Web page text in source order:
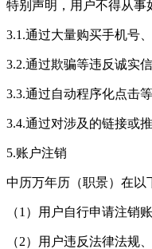
特别声明，用户不得从事
3.1.通过大量购买手机号
3.2.通过欺骗等违反诚实
3.3.通过自动程序化点击
3.4.通过对涉及的链接或
5.账户注销
中历万年历（职景）在以
（1）用户自行申请注销
（2）用户违反法律法规